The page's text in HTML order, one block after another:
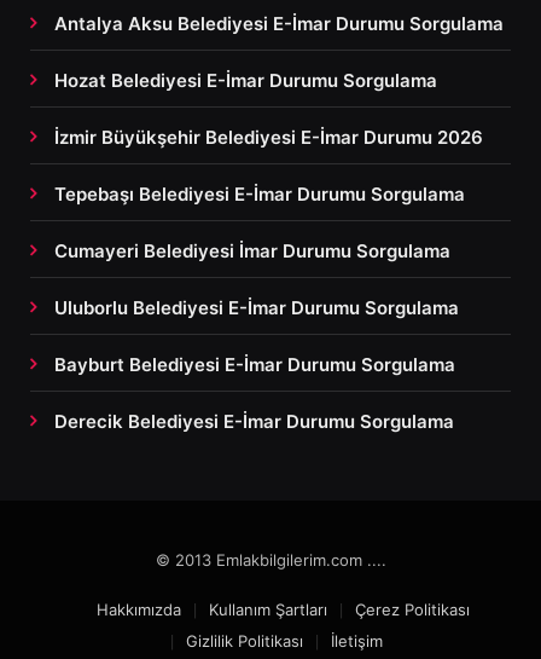
Antalya Aksu Belediyesi E-İmar Durumu Sorgulama
Hozat Belediyesi E-İmar Durumu Sorgulama
İzmir Büyükşehir Belediyesi E-İmar Durumu 2026
Tepebaşı Belediyesi E-İmar Durumu Sorgulama
Cumayeri Belediyesi İmar Durumu Sorgulama
Uluborlu Belediyesi E-İmar Durumu Sorgulama
Bayburt Belediyesi E-İmar Durumu Sorgulama
Derecik Belediyesi E-İmar Durumu Sorgulama
© 2013 Emlakbilgilerim.com ....
Hakkımızda Kullanım Şartları
Çerez Politikası
Gizlilik Politikası
İletişim